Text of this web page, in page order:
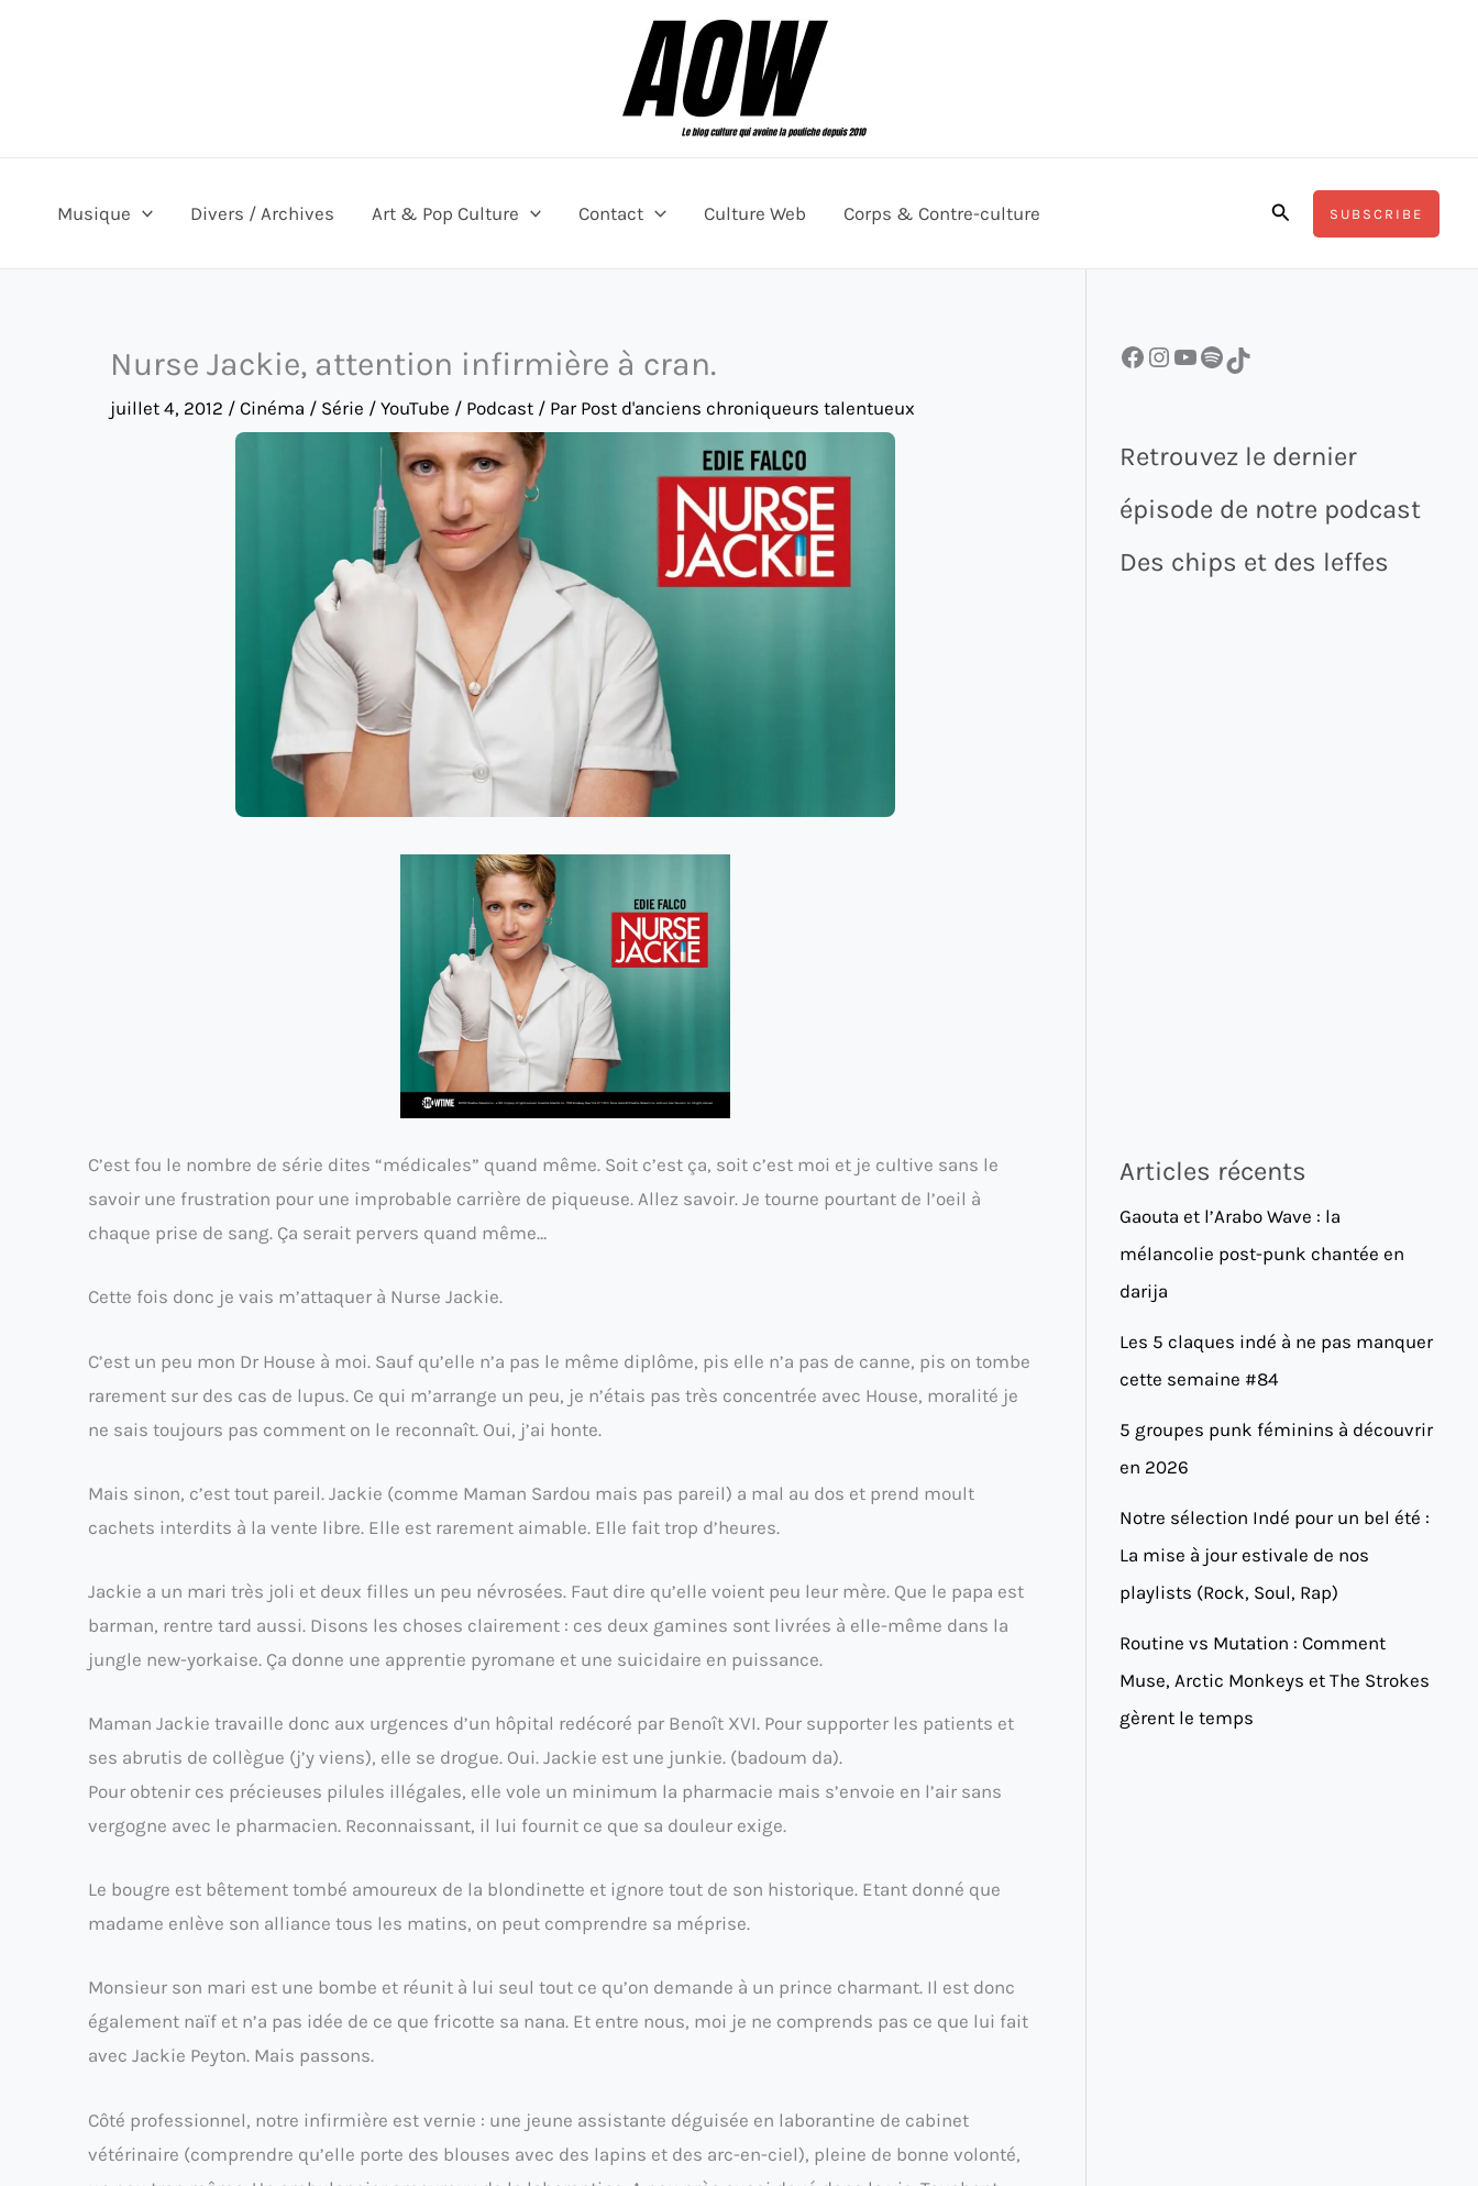
Musique Divers / Archives Art & Pop Culture Contact Culture Web Corps & Contre-culture RechercherSUBSCRIBE
Nurse Jackie, attention infirmière à cran.
juillet 4, 2012 / Cinéma / Série / YouTube / Podcast / Par Post d'anciens chroniqueurs talentueux
C’est fou le nombre de série dites “médicales” quand même. Soit c’est ça, soit c’est moi et je cultive sans le
savoir une frustration pour une improbable carrière de piqueuse. Allez savoir. Je tourne pourtant de l’oeil à
chaque prise de sang. Ça serait pervers quand même…
Cette fois donc je vais m’attaquer à Nurse Jackie.
C’est un peu mon Dr House à moi. Sauf qu’elle n’a pas le même diplôme, pis elle n’a pas de canne, pis on tombe
rarement sur des cas de lupus. Ce qui m’arrange un peu, je n’étais pas très concentrée avec House, moralité je
ne sais toujours pas comment on le reconnaît. Oui, j’ai honte.
Mais sinon, c’est tout pareil. Jackie (comme Maman Sardou mais pas pareil) a mal au dos et prend moult
cachets interdits à la vente libre. Elle est rarement aimable. Elle fait trop d’heures.
Jackie a un mari très joli et deux filles un peu névrosées. Faut dire qu’elle voient peu leur mère. Que le papa est
barman, rentre tard aussi. Disons les choses clairement : ces deux gamines sont livrées à elle-même dans la
jungle new-yorkaise. Ça donne une apprentie pyromane et une suicidaire en puissance.
Maman Jackie travaille donc aux urgences d’un hôpital redécoré par Benoît XVI. Pour supporter les patients et
ses abrutis de collègue (j’y viens), elle se drogue. Oui. Jackie est une junkie. (badoum da).
Pour obtenir ces précieuses pilules illégales, elle vole un minimum la pharmacie mais s’envoie en l’air sans
vergogne avec le pharmacien. Reconnaissant, il lui fournit ce que sa douleur exige.
Le bougre est bêtement tombé amoureux de la blondinette et ignore tout de son historique. Etant donné que
madame enlève son alliance tous les matins, on peut comprendre sa méprise.
Monsieur son mari est une bombe et réunit à lui seul tout ce qu’on demande à un prince charmant. Il est donc
également naïf et n’a pas idée de ce que fricotte sa nana. Et entre nous, moi je ne comprends pas ce que lui fait
avec Jackie Peyton. Mais passons.
Côté professionnel, notre infirmière est vernie : une jeune assistante déguisée en laborantine de cabinet
vétérinaire (comprendre qu’elle porte des blouses avec des lapins et des arc-en-ciel), pleine de bonne volonté,
Facebook InstagramYouTube Spotify TikTok
Retrouvez le dernier
épisode de notre podcast
Des chips et des leffes
Articles récents
Gaouta et l’Arabo Wave : la
mélancolie post-punk chantée en
darija
Les 5 claques indé à ne pas manquer
cette semaine #84
5 groupes punk féminins à découvrir
en 2026
Notre sélection Indé pour un bel été :
La mise à jour estivale de nos
playlists (Rock, Soul, Rap)
Routine vs Mutation : Comment
Muse, Arctic Monkeys et The Strokes
gèrent le temps